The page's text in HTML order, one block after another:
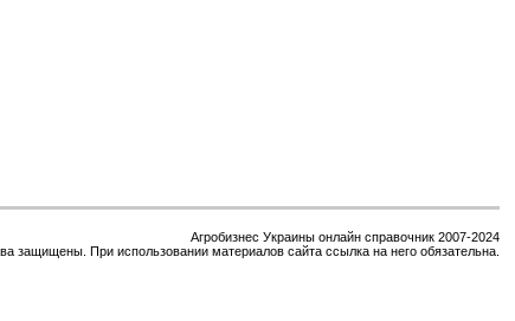
Агробизнес Украины онлайн справочник 2007-2024
защищены. При использовании материалов сайта ссылка на него обязательна.